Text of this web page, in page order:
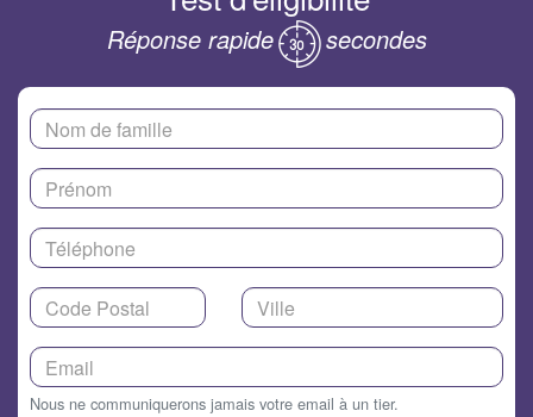
Réponse rapide secondes
Nous ne communiquerons jamais votre email à un tier.